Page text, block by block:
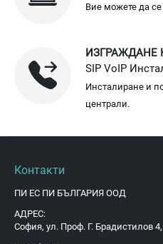
Вие можете да се
ИЗГРАЖДАНЕ
SIP VoIP
Инсталиране и
централи.
Контакти
ПИ ЕС ПИ БЪЛГАРИЯ ООД
АДРЕС:
София, ул. Проф. Г. Брадистилов